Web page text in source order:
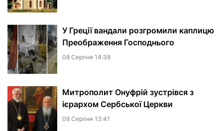
У Греції вандали розгромили каплицю
Преображення Господнього
08 Серпня 14:38
Митрополит Онуфрій зустрівся з
ієрархом Сербської Церкви
08 Серпня 13:41